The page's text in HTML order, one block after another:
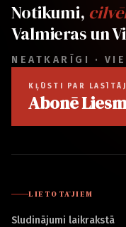
Notikumi,
Valmieras un
NEATKARĪGI ·
KĻŪSTI PAR
Abonē
LIETOTĀJIEM
Sludinājumi laikrakstā